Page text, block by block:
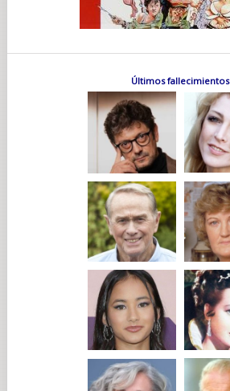
Últimos fallecimientos